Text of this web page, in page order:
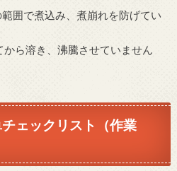
囲で煮込み、煮崩れを防げてい
ら溶き、沸騰させていません
ェックリスト（作業